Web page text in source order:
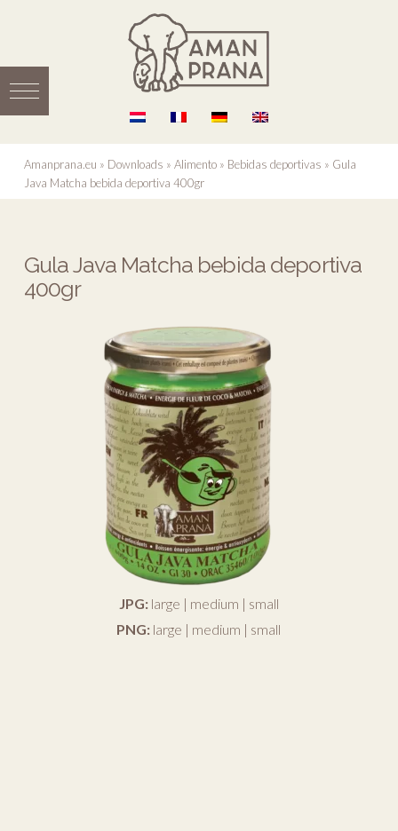
Amanprana.eu » Downloads » Alimento» Bebidas deportivas » Gula
Java Matcha bebida deportiva 400gr
Gula Java Matcha bebida deportiva
400gr
JPG: large | medium | small
PNG: large | medium | small